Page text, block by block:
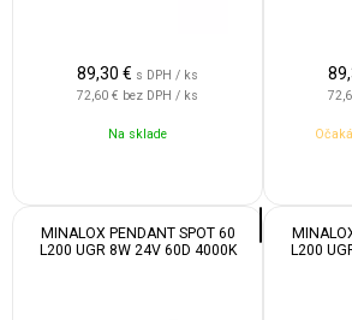
89,30 € s DPH / ks
72,60 € bez DPH / ks
Na sklade
MINALOX PENDANT SPOT 60
L200 UGR 8W 24V 60D 4000K
L200